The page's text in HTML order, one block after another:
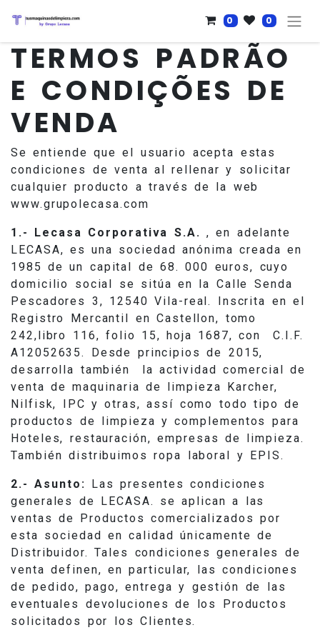
0 0
TERMOS PADRÃO
E CONDIÇÕES DE
VENDA
Se entiende que el usuario acepta estas
condiciones de venta al rellenar y solicitar
cualquier producto a través de la web
www.grupolecasa.com
1.- Lecasa Corporativa S.A. , en adelante
LECASA, es una sociedad anónima creada en
1985 de un capital de 68. 000 euros, cuyo
domicilio social se sitúa en la Calle Senda
Pescadores 3, 12540 Vila-real. Inscrita en el
Registro Mercantil en Castellon, tomo
242,libro 116, folio 15, hoja 1687, con C.I.F.
A12052635. Desde principios de 2015,
desarrolla también la actividad comercial de
venta de maquinaria de limpieza Karcher,
Nilfisk, IPC y otras, assí como todo tipo de
productos de limpieza y complementos para
Hoteles, restauración, empresas de limpieza.
También distribuimos ropa laboral y EPIS.
2.- Asunto: Las presentes condiciones
generales de LECASA. se aplican a las
ventas de Productos comercializados por
esta sociedad en calidad únicamente de
Distribuidor. Tales condiciones generales de
venta definen, en particular, las condiciones
de pedido, pago, entrega y gestión de las
eventuales devoluciones de los Productos
solicitados por los Clientes.